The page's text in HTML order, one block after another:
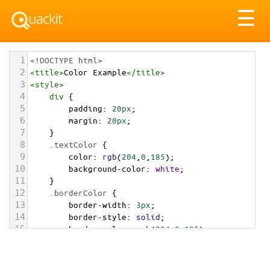
☰
1 <!DOCTYPE html>
2 <title>Color Example</title>
3 <style>
4 div {
5 padding: 20px;
6 margin: 20px;
7 }
8 .textColor {
9 color: rgb(204 0 185);
10 background-color: white;
11 }
12 .borderColor {
13 border-width: 3px;
14 border-style: solid;
15 border-color: rgb(204,0,185);